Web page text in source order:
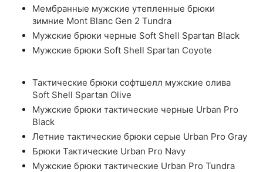
Мембранные мужские утепленные брюки
зимние Mont Blanc Gen 2 Tundra
Мужские брюки черные Soft Shell Spartan Black
Мужские брюки Soft Shell Spartan Coyote
Тактические брюки софтшелл мужские олива
Soft Shell Spartan Olive
Мужские брюки тактические черные Urban Pro
Black
Летние тактические брюки серые Urban Pro Gray
Брюки Тактические Urban Pro Navy
Мужские брюки тактические Urban Pro Tundra